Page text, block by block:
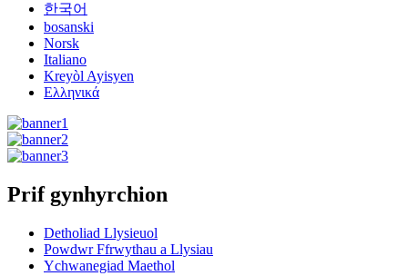
한국어
bosanski
Norsk
Italiano
Kreyòl Ayisyen
Ελληνικά
Prif gynhyrchion
Detholiad Llysieuol
Powdwr Ffrwythau a Llysiau
Ychwanegiad Maethol